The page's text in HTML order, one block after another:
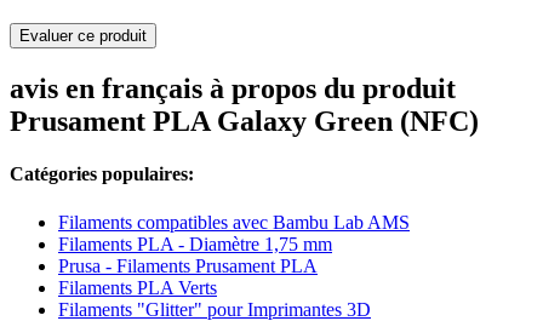
Evaluer ce produit
avis en français à propos du produit
Prusament PLA Galaxy Green (NFC)
Catégories populaires:
Filaments compatibles avec Bambu Lab AMS
Filaments PLA - Diamètre 1,75 mm
Prusa - Filaments Prusament PLA
Filaments PLA Verts
Filaments "Glitter" pour Imprimantes 3D